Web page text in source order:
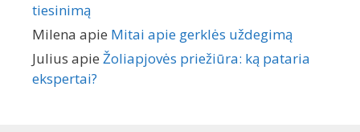
tiesinimą
Milena apie Mitai apie gerklės uždegimą
Julius apie Žoliapjovės priežiūra: ką pataria
ekspertai?